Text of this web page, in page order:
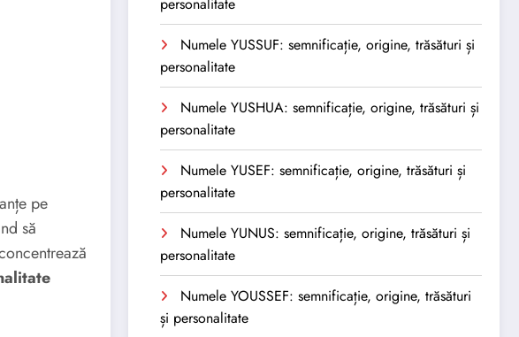
pe
să
Numele YUSSUF: semnificație, origine, trăsături și
personalitate
Numele YUSHUA: semnificație, origine, trăsături și
personalitate
Numele YUSEF: semnificație, origine, trăsături și
personalitate
Numele YUNUS: semnificație, origine, trăsături și
personalitate
Numele YOUSSEF: semnificație, origine, trăsături
și personalitate